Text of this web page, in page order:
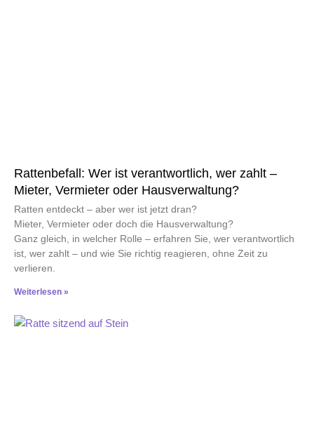
Rattenbefall: Wer ist verantwortlich, wer zahlt –
Mieter, Vermieter oder Hausverwaltung?
Ratten entdeckt – aber wer ist jetzt dran?
Mieter, Vermieter oder doch die Hausverwaltung?
Ganz gleich, in welcher Rolle – erfahren Sie, wer verantwortlich
ist, wer zahlt – und wie Sie richtig reagieren, ohne Zeit zu
verlieren.
Weiterlesen »